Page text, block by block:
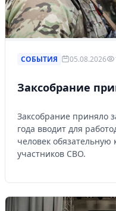
СОБЫТИЯ 05.08.2026
Заксобрание
Заксобрание приняло
года вводит для
человек обязательную
участников СВО.